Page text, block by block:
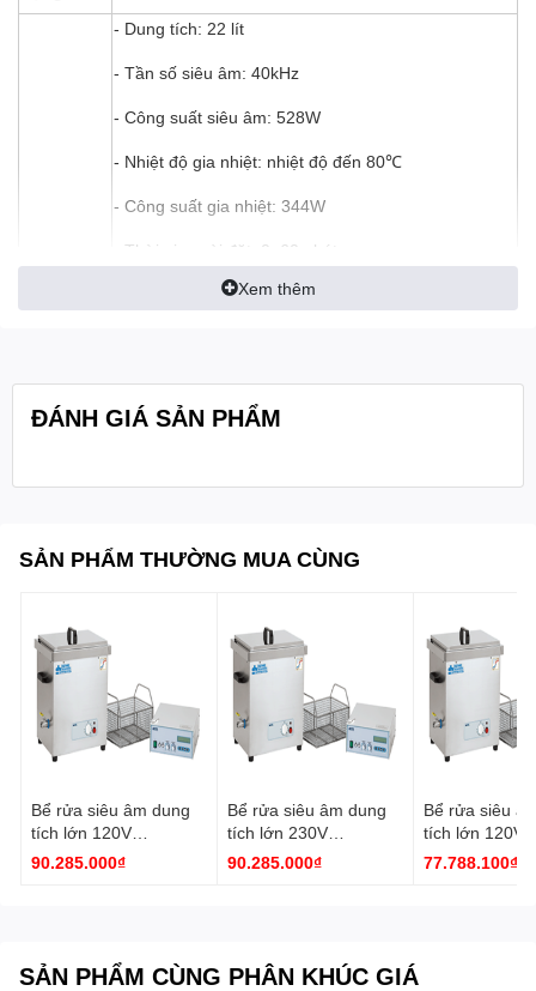
Thông số
- Dung tích: 22 lít
- Tần số siêu âm: 40kHz
- Công suất siêu âm: 528W
- Nhiệt độ gia nhiệt: nhiệt độ đến 80℃
- Công suất gia nhiệt: 344W
- Thời gian cài đặt: 0~60 phút
- Hiển thị: FND
- Kích thước bên trong: 500×300×150
- Trọng lượng net: 12.9 kg
- Công suất tiêu thụ: 872W
Tính năng:
- Bộ vi xử lý: điều khiển thời gian và nhiệt độ
- Tần số: 40Hz
- Giải nhiệt độ: từ nhiệt độ môi trường đến 80 độ C
- Chức năng tẩy, rửu mạnh
Xem thêm
ĐÁNH GIÁ SẢN PHẨM
SẢN PHẨM THƯỜNG MUA CÙNG
Bể rửa siêu âm dung
tích lớn 120V
DH.WUC.N147H
90.285.000₫
Bể rửa siêu âm dung
tích lớn 230V
DH.WUC.N47H Daihan
90.285.000₫
Bể rửa siêu
tích lớn 120V
77.788.100₫
SẢN PHẨM CÙNG PHÂN KHÚC GIÁ